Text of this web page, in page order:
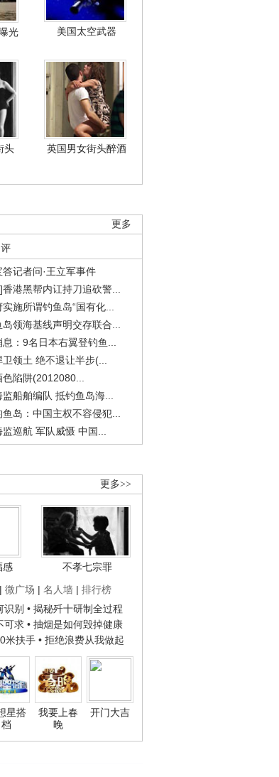
光 美国太空武器
头 英国男女街头醉酒
更多
记者问·王立军事件
港黑帮内讧持刀追砍警...
施所谓钓鱼岛“国有化...
领海基线声明交存联合...
：9名日本右翼登钓鱼...
领土 绝不退让半步(...
陷阱(2012080...
船舶编队 抵钓鱼岛海...
岛：中国主权不容侵犯...
巡航 军队威慑 中国...
更多>>
感
不孝七宗罪
| 微广场 | 名人墙 | 排行榜
识别 • 揭秘歼十研制全过程
可求 • 抽烟是如何毁掉健康
米扶手 • 拒绝浪费从我做起
星搭
档
我要上春
晚
开门大吉